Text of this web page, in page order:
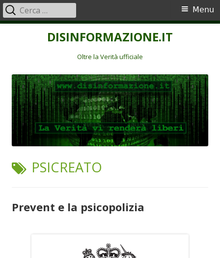
DISINFORMAZIONE.IT
Oltre la Verità ufficiale
Menu
principale
Menu
Ricerca
per:
TAG:
PSICREATO
Prevent e la psicopolizia